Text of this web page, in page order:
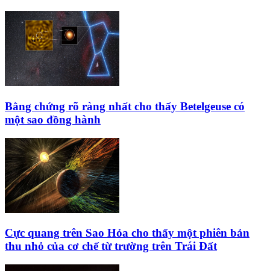
Bằng chứng rõ ràng nhất cho thấy Betelgeuse có
một sao đồng hành
Cực quang trên Sao Hỏa cho thấy một phiên bản
thu nhỏ của cơ chế từ trường trên Trái Đất